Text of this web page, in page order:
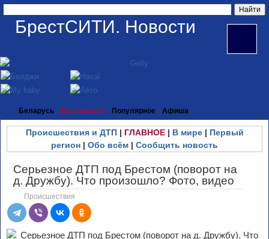
БрестСИТИ. Новости
Беларусь Все новости Популярное Афиша
Происшествия и ДТП| ГЛАВНОЕ| В мире| Первый
регион | Обо всём | Сообщить новость
Серьезное ДТП под Брестом (поворот на
д. Дружбу). Что произошло? Фото, видео
Происшествия